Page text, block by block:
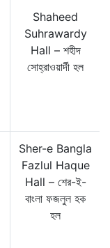
Shaheed
Suhrawardy
Hall – শহীদ
সোহ্‌রাওয়ার্দী হল
Sher-e Bangla
Fazlul Haque
Hall – শের-ই-
বাংলা ফজলুল হক
হল